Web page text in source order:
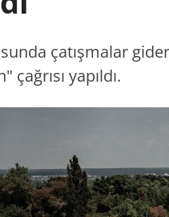
çatışmalar
çağrısı yapıldı.